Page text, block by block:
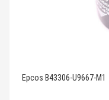
Epcos B43306-U9667-M1